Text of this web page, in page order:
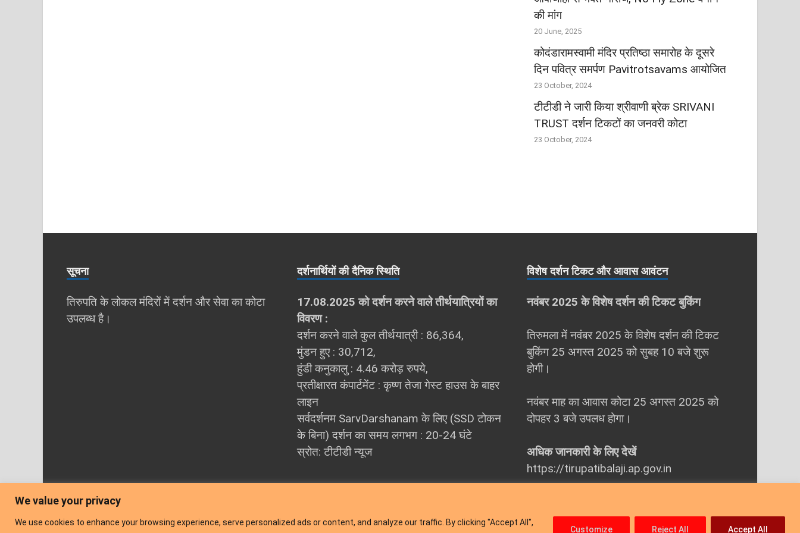
We value your privacy
We use cookies to enhance your browsing experience, serve personalized ads or content, and analyze our traffic. By clicking "Accept All",
Customize Reject All Accept All
की मांग
20 June, 2025
कोदंडारामस्वामी मंदिर प्रतिष्ठा समारोह के दूसरे
दिन पवित्र समर्पण Pavitrotsavams आयोजित
23 October, 2024
टीटीडी ने जारी किया श्रीवाणी ब्रेक SRIVANI
TRUST दर्शन टिकटों का जनवरी कोटा
23 October, 2024
सूचना
तिरुपति के लोकल मंदिरों में दर्शन और सेवा का कोटा
उपलब्‍ध है।
दर्शना‍र्थियों की दैनिक स्थिति
17.08.2025 को दर्शन करने वाले तीर्थयात्रियों का
विवरण :
दर्शन करने वाले कुल तीर्थयात्री : 86,364,
मुंडन हुए : 30,712,
हुंडी कनुकालु : 4.46 करोड़ रुपये,
प्रतीक्षारत कंपार्टमेंट : कृष्ण तेजा गेस्ट हाउस के बाहर
लाइन
सर्वदर्शनम SarvDarshanam के लिए (SSD टोकन
के बिना) दर्शन का समय लगभग : 20-24 घंटे
स्रोत: टीटीडी न्यूज
विशेष दर्शन टिकट और आवास आवंटन
नवंबर 2025 के विशेष दर्शन की टिकट बुकिंग
तिरुमला में नवंबर 2025 के विशेष दर्शन की टिकट
बुकिंग 25 अगस्‍त 2025 को सुबह 10 बजे शुरू
होगी।
नवंबर माह का आवास कोटा 25 अगस्‍त 2025 को
दोपहर 3 बजे उपलध होगा।
अधिक जानकारी के लिए देखें
https://tirupatibalaji.ap.gov.in